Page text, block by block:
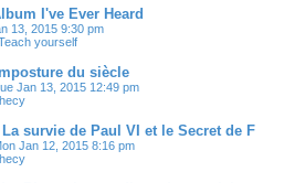
I've Ever Heard
13, 2015 9:30 pm
yourself
du siècle
Jan 13, 2015 12:49 pm
survie de Paul VI et le Secret de F
Jan 12, 2015 8:16 pm